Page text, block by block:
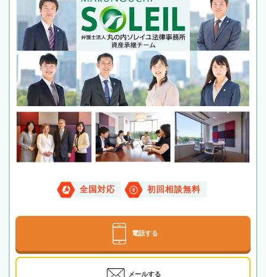
全国対応 初回相談無料
電話する
メールする